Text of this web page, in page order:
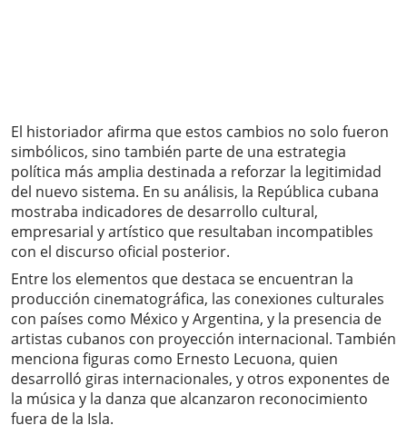
El historiador afirma que estos cambios no solo fueron
simbólicos, sino también parte de una estrategia
política más amplia destinada a reforzar la legitimidad
del nuevo sistema. En su análisis, la República cubana
mostraba indicadores de desarrollo cultural,
empresarial y artístico que resultaban incompatibles
con el discurso oficial posterior.
Entre los elementos que destaca se encuentran la
producción cinematográfica, las conexiones culturales
con países como México y Argentina, y la presencia de
artistas cubanos con proyección internacional. También
menciona figuras como Ernesto Lecuona, quien
desarrolló giras internacionales, y otros exponentes de
la música y la danza que alcanzaron reconocimiento
fuera de la Isla.